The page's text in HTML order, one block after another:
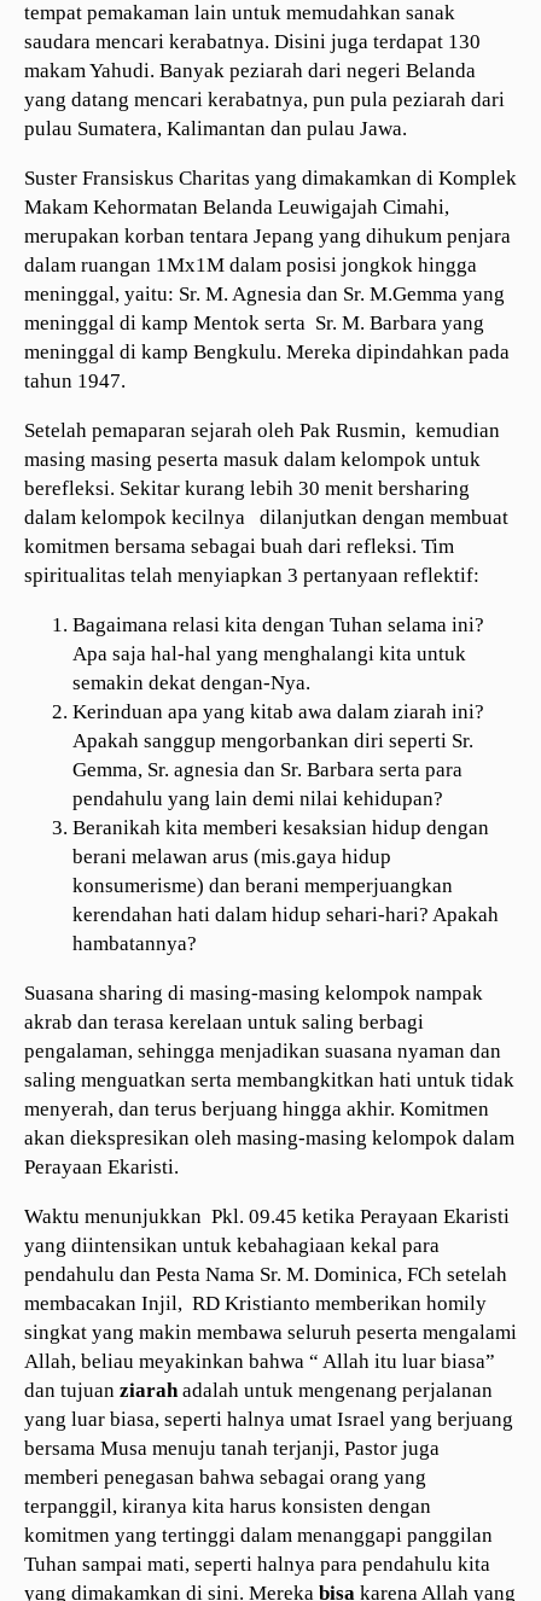
tempat pemakaman lain untuk memudahkan sanak
saudara mencari kerabatnya. Disini juga terdapat 130
makam Yahudi. Banyak peziarah dari negeri Belanda
yang datang mencari kerabatnya, pun pula peziarah dari
pulau Sumatera, Kalimantan dan pulau Jawa.
Suster Fransiskus Charitas yang dimakamkan di Komplek
Makam Kehormatan Belanda Leuwigajah Cimahi,
merupakan korban tentara Jepang yang dihukum penjara
dalam ruangan 1Mx1M dalam posisi jongkok hingga
meninggal, yaitu: Sr. M. Agnesia dan Sr. M.Gemma yang
meninggal di kamp Mentok serta Sr. M. Barbara yang
meninggal di kamp Bengkulu. Mereka dipindahkan pada
tahun 1947.
Setelah pemaparan sejarah oleh Pak Rusmin, kemudian
masing masing peserta masuk dalam kelompok untuk
berefleksi. Sekitar kurang lebih 30 menit bersharing
dalam kelompok kecilnya dilanjutkan dengan membuat
komitmen bersama sebagai buah dari refleksi. Tim
spiritualitas telah menyiapkan 3 pertanyaan reflektif:
Bagaimana relasi kita dengan Tuhan selama ini?
Apa saja hal-hal yang menghalangi kita untuk
semakin dekat dengan-Nya.
Kerinduan apa yang kitab awa dalam ziarah ini?
Apakah sanggup mengorbankan diri seperti Sr.
Gemma, Sr. agnesia dan Sr. Barbara serta para
pendahulu yang lain demi nilai kehidupan?
Beranikah kita memberi kesaksian hidup dengan
berani melawan arus (mis.gaya hidup
konsumerisme) dan berani memperjuangkan
kerendahan hati dalam hidup sehari-hari? Apakah
hambatannya?
Suasana sharing di masing-masing kelompok nampak
akrab dan terasa kerelaan untuk saling berbagi
pengalaman, sehingga menjadikan suasana nyaman dan
saling menguatkan serta membangkitkan hati untuk tidak
menyerah, dan terus berjuang hingga akhir. Komitmen
akan diekspresikan oleh masing-masing kelompok dalam
Perayaan Ekaristi.
Waktu menunjukkan Pkl. 09.45 ketika Perayaan Ekaristi
yang diintensikan untuk kebahagiaan kekal para
pendahulu dan Pesta Nama Sr. M. Dominica, FCh setelah
membacakan Injil, RD Kristianto memberikan homily
singkat yang makin membawa seluruh peserta mengalami
Allah, beliau meyakinkan bahwa “ Allah itu luar biasa”
dan tujuan ziarah adalah untuk mengenang perjalanan
yang luar biasa, seperti halnya umat Israel yang berjuang
bersama Musa menuju tanah terjanji, Pastor juga
memberi penegasan bahwa sebagai orang yang
terpanggil, kiranya kita harus konsisten dengan
komitmen yang tertinggi dalam menanggapi panggilan
Tuhan sampai mati, seperti halnya para pendahulu kita
yang dimakamkan di sini. Mereka bisa karena Allah yang